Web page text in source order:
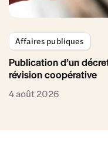
Affaires publiques
Publication d’un
révision coopérative
4 août 2026